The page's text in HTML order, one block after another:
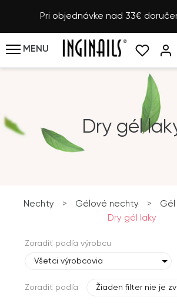
Pri objednávke nad 33€
MENU
Dry gél
Nechty > Gélové nechty > Gél
Dry gél laky
Zoradiť podľa výrobcu
Všetci výrobcovia
Zoradiť podľa Žiaden filter nie je